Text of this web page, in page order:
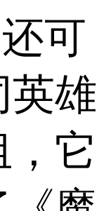
可
英雄
它